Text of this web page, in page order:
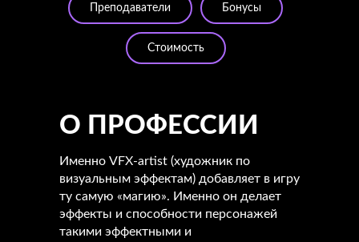
Преподаватели Бонусы
Стоимость
Именно VFX-artist (художник по
визуальным эффектам) добавляет в игру
ту самую «магию». Именно он делает
эффекты и способности персонажей
такими эффектными и
О ПРОФЕССИИ